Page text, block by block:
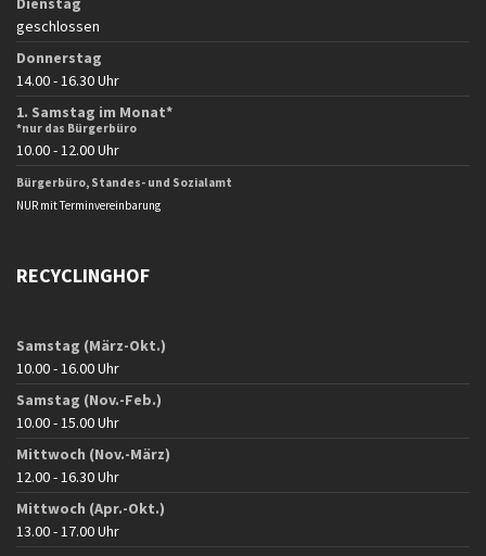
geschlossen
Donnerstag
14.00 - 16.30 Uhr
1. Samstag im Monat*
*nur das Bürgerbüro
10.00 - 12.00 Uhr
Bürgerbüro, Standes- und Sozialamt
NUR mit Terminvereinbarung
RECYCLINGHOF
Samstag (März-Okt.)
10.00 - 16.00 Uhr
Samstag (Nov.-Feb.)
10.00 - 15.00 Uhr
Mittwoch (Nov.-März)
12.00 - 16.30 Uhr
Mittwoch (Apr.-Okt.)
13.00 - 17.00 Uhr